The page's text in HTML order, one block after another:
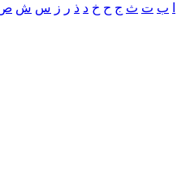
ب ت ث ج ح خ د ذ ر ز س ش